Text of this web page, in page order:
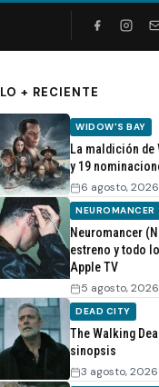
LO + RECIENTE
WIDOW'S BAY
La maldición de
y 19
6 agosto, 2026
NEUROMANCER
Neuromancer
estreno y todo
Apple TV
5 agosto, 2026
DEAD CITY
The Walking
sinopsis
3 agosto, 2026